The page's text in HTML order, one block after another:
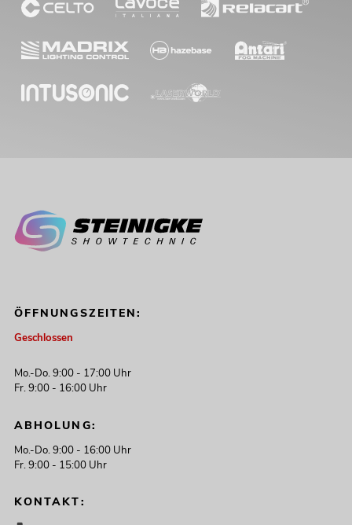
ÖFFNUNGSZEITEN:
Geschlossen
Mo.-Do. 9:00 - 17:00 Uhr
Fr. 9:00 - 16:00 Uhr
ABHOLUNG:
Mo.-Do. 9:00 - 16:00 Uhr
Fr. 9:00 - 15:00 Uhr
KONTAKT: